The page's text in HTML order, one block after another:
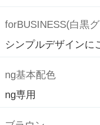
forBUSINESS(白黒
シンプルデザインに
ng基本配色
ng専用